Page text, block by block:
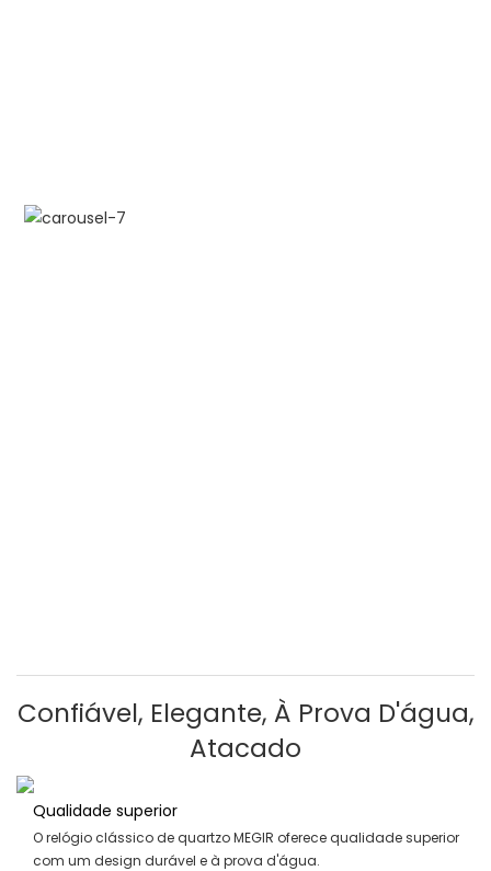
Confiável, Elegante, À Prova D'água,
Atacado
Qualidade superior
O relógio clássico de quartzo MEGIR oferece qualidade superior
com um design durável e à prova d'água.